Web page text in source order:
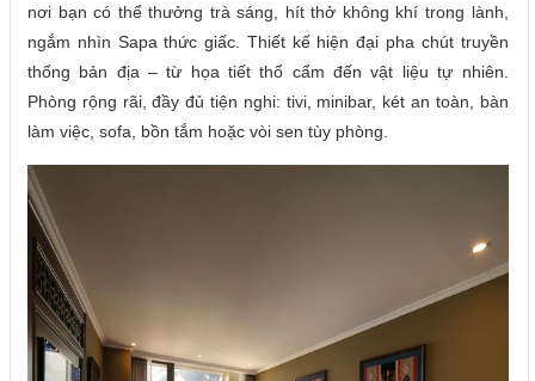
nơi bạn có thể thưởng trà sáng, hít thở không khí trong lành,
ngắm nhìn Sapa thức giấc. Thiết kế hiện đại pha chút truyền
thống bản địa – từ họa tiết thổ cẩm đến vật liệu tự nhiên.
Phòng rộng rãi, đầy đủ tiện nghi: tivi, minibar, két an toàn, bàn
làm việc, sofa, bồn tắm hoặc vòi sen tùy phòng.